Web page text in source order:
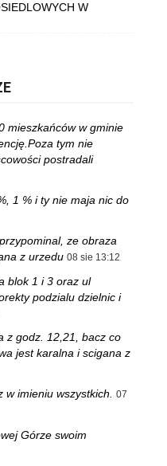
W
mieszkańców w gminie
tym nie
postradali
1 % i ty nie maja nic do
ze obraza
z urzedu 08 sie 13:12
blok 1 i 3 oraz ul
podzialu dzielnic i
z godz. 12,21, bacz co
jest karalna i scigana z
w imieniu wszystkich. 07
Górze swoim